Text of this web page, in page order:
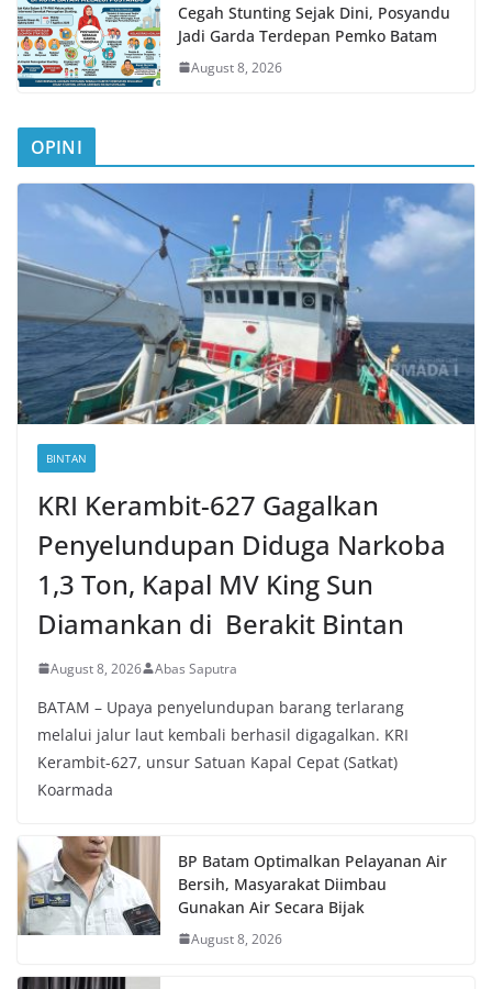
Cegah Stunting Sejak Dini, Posyandu
Jadi Garda Terdepan Pemko Batam
August 8, 2026
OPINI
BINTAN
KRI Kerambit-627 Gagalkan
Penyelundupan Diduga Narkoba
1,3 Ton, Kapal MV King Sun
Diamankan di Berakit Bintan
August 8, 2026 Abas Saputra
BATAM – Upaya penyelundupan barang terlarang
melalui jalur laut kembali berhasil digagalkan. KRI
Kerambit-627, unsur Satuan Kapal Cepat (Satkat)
Koarmada
BP Batam Optimalkan Pelayanan Air
Bersih, Masyarakat Diimbau
Gunakan Air Secara Bijak
August 8, 2026